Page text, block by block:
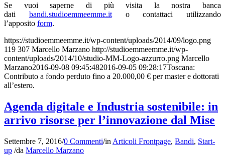
Se vuoi saperne di più visita la nostra banca
dati bandi.studioemmeemme.ito contattaci utilizzando
l’apposito form.
https://studioemmeemme.it/wp-content/uploads/2014/09/logo.png
119 307 Marcello Marzano http://studioemmeemme.it/wp-
content/uploads/2014/10/studio-MM-Logo-azzurro.png Marcello
Marzano2016-09-08 09:45:482016-09-05 09:28:17Toscana:
Contributo a fondo perduto fino a 20.000,00 € per master e dottorati
all’estero.
Agenda digitale e Industria sostenibile: in
arrivo risorse per l’innovazione dal Mise
Settembre 7, 2016/0 Commenti/in Articoli Frontpage, Bandi, Start-
up /da Marcello Marzano